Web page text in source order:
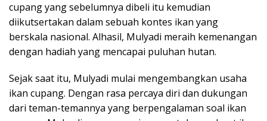
cupang yang sebelumnya dibeli itu kemudian
diikutsertakan dalam sebuah kontes ikan yang
berskala nasional. Alhasil, Mulyadi meraih kemenangan
dengan hadiah yang mencapai puluhan hutan.
Sejak saat itu, Mulyadi mulai mengembangkan usaha
ikan cupang. Dengan rasa percaya diri dan dukungan
dari teman-temannya yang berpengalaman soal ikan